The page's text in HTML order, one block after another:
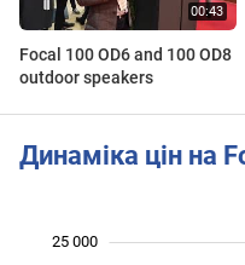
Focal 100 OD6 and 100 OD8
outdoor speakers
Динаміка цін на
25 000